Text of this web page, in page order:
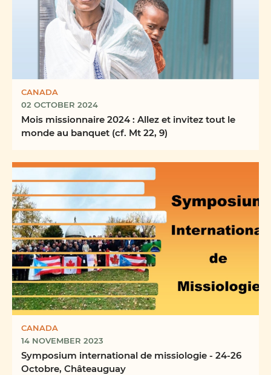
CANADA
02 OCTOBER 2024
Mois missionnaire 2024 : Allez et invitez tout le
monde au banquet (cf. Mt 22, 9)
CANADA
14 NOVEMBER 2023
Symposium international de missiologie - 24-26
Octobre, Châteauguay